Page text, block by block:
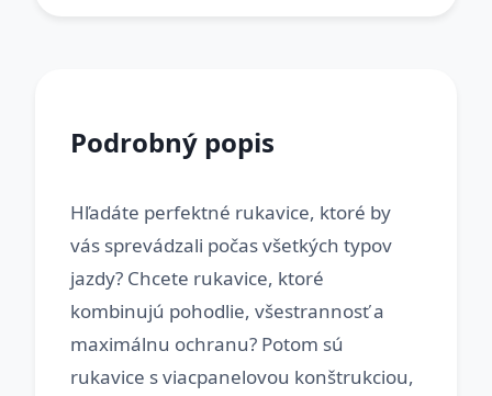
Podrobný popis
Hľadáte perfektné rukavice, ktoré by
vás sprevádzali počas všetkých typov
jazdy? Chcete rukavice, ktoré
kombinujú pohodlie, všestrannosť a
maximálnu ochranu? Potom sú
rukavice s viacpanelovou konštrukciou,